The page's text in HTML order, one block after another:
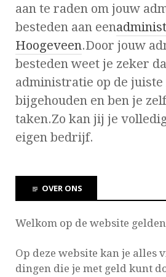
aan te raden om jouw
besteden aan een
Hoogeveen.Door jouw
besteden weet je zeker
administratie op de
bijgehouden en ben je
taken.Zo kan jij je
eigen bedrijf.
OVER ONS
Welkom op de website
Op deze website kan je alles
dingen die je met geld kunt